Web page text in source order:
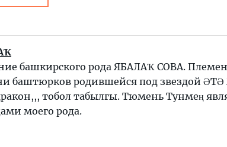
башкирского рода ЯБАЛАҠ СОВА.
баштюрков родившейся под звездой
тобол табылгы. Тюмень Тунмең
моего рода.